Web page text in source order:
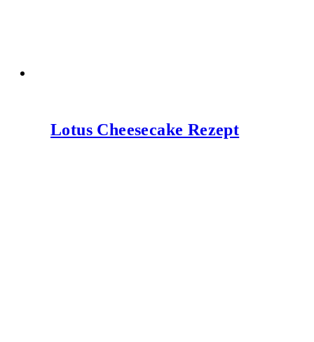
Lotus Cheesecake Rezept